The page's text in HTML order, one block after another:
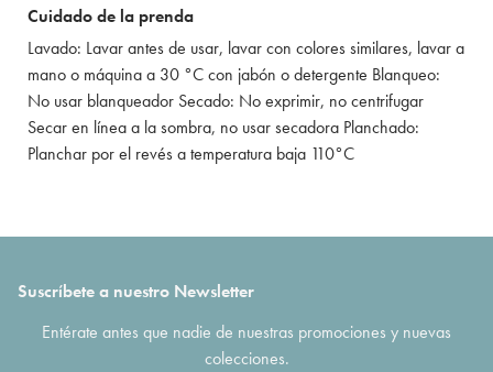
Cuidado de la prenda
Lavado: Lavar antes de usar, lavar con colores similares, lavar a
mano o máquina a 30 °C con jabón o detergente Blanqueo:
No usar blanqueador Secado: No exprimir, no centrifugar
Secar en línea a la sombra, no usar secadora Planchado:
Planchar por el revés a temperatura baja 110°C
Suscríbete a nuestro Newsletter
Entérate antes que nadie de nuestras promociones y nuevas
colecciones.